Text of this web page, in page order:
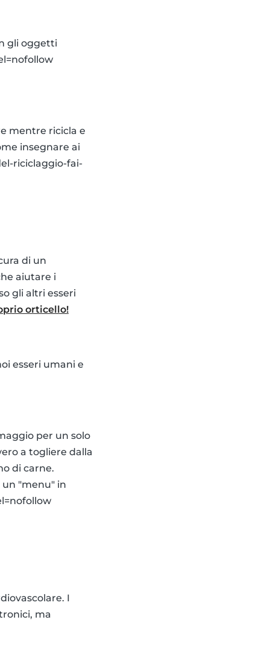
gli oggetti
mentre ricicla e
insegnare ai
riciclaggio-fai-
di un
aiutare i
gli altri esseri
orticello!
esseri umani e
per un solo
a togliere dalla
di carne.
"menu" in
I
ma